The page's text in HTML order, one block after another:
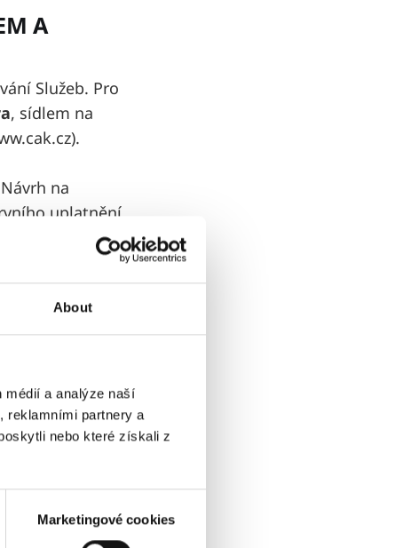
About
médií a analýze naší
reklamními partnery a
nebo které získali z
Marketingové cookies
A
Služeb. Pro
, sídlem na
na
uplatnění
právo na vyšší
ve znění
práv z
nebo
K tomu je
Služby s